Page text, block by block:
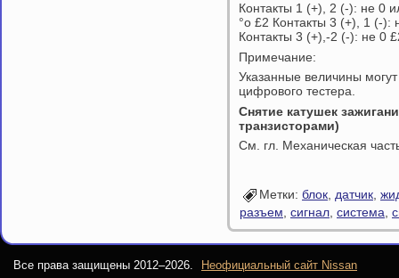
Контакты 1 (+), 2 (-): не 0
°о £2 Контакты 3 (+), 1 (-):
Контакты 3 (+),-2 (-): не 0
Примечание:
Указанные величины
цифрового тестера.
Снятие катушек
транзисторами)
См. гл. Механическая
Метки: блок датчик
разъем сигнал система
Все права защищены 2012–2026. Неофициальный сайт Nissan